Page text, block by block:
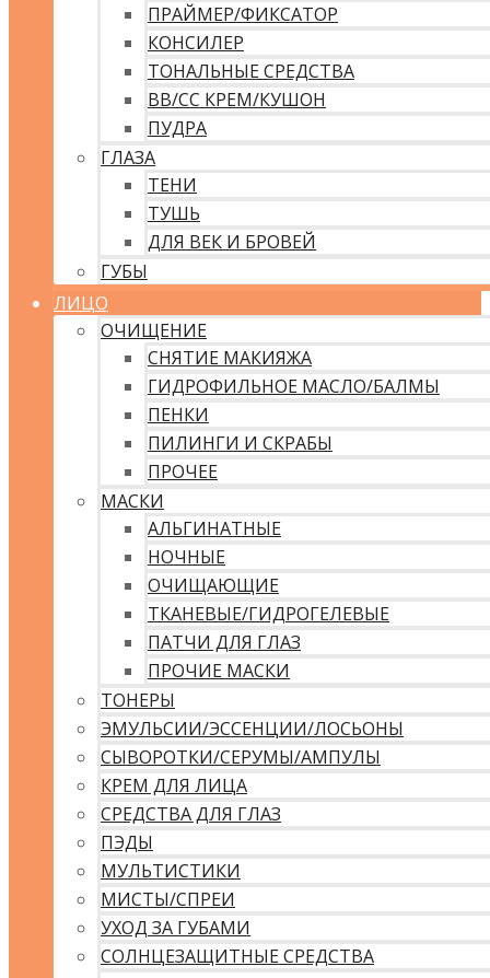
ПРАЙМЕР/ФИКСАТОР
КОНСИЛЕР
ТОНАЛЬНЫЕ СРЕДСТВА
ВВ/CC КРЕМ/КУШОН
ПУДРА
ГЛАЗА
ТЕНИ
ТУШЬ
ДЛЯ ВЕК И БРОВЕЙ
ГУБЫ
ЛИЦО
ОЧИЩЕНИЕ
СНЯТИЕ МАКИЯЖА
ГИДРОФИЛЬНОЕ МАСЛО/БАЛМЫ
ПЕНКИ
ПИЛИНГИ И СКРАБЫ
ПРОЧЕЕ
МАСКИ
АЛЬГИНАТНЫЕ
НОЧНЫЕ
ОЧИЩАЮЩИЕ
ТКАНЕВЫЕ/ГИДРОГЕЛЕВЫЕ
ПАТЧИ ДЛЯ ГЛАЗ
ПРОЧИЕ МАСКИ
ТОНЕРЫ
ЭМУЛЬСИИ/ЭССЕНЦИИ/ЛОСЬОНЫ
СЫВОРОТКИ/СЕРУМЫ/АМПУЛЫ
КРЕМ ДЛЯ ЛИЦА
СРЕДСТВА ДЛЯ ГЛАЗ
ПЭДЫ
МУЛЬТИСТИКИ
МИСТЫ/СПРЕИ
УХОД ЗА ГУБАМИ
СОЛНЦЕЗАЩИТНЫЕ СРЕДСТВА